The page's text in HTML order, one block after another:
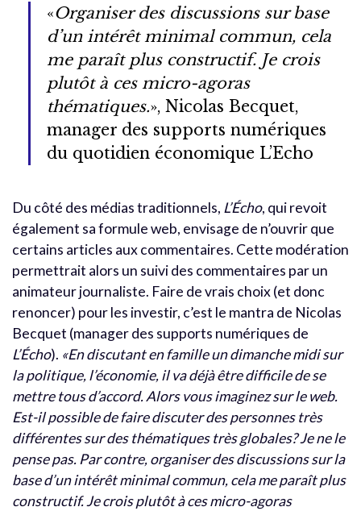
«Organiser des discussions sur base
d’un intérêt minimal commun, cela
me paraît plus constructif. Je crois
plutôt à ces micro-agoras
thématiques.», Nicolas Becquet,
manager des supports numériques
du quotidien économique L’Echo
Du côté des médias traditionnels, L’Écho, qui revoit
également sa formule web, envisage de n’ouvrir que
certains articles aux commentaires. Cette modération
permettrait alors un suivi des commentaires par un
animateur journaliste. Faire de vrais choix (et donc
renoncer) pour les investir, c’est le mantra de Nicolas
Becquet (manager des supports numériques de
L’Écho). «En discutant en famille un dimanche midi sur
la politique, l’économie, il va déjà être difficile de se
mettre tous d’accord. Alors vous imaginez sur le web.
Est-il possible de faire discuter des personnes très
différentes sur des thématiques très globales? Je ne le
pense pas. Par contre, organiser des discussions sur la
base d’un intérêt minimal commun, cela me paraît plus
constructif. Je crois plutôt à ces micro-agoras